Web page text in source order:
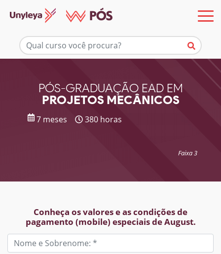
PÓS-GRADUAÇÃO EAD EM
PROJETOS MECÂNICOS
7 meses 380 horas
Faixa 3
Conheça os valores e as condições de
pagamento (mobile) especiais de August.
Mais informações